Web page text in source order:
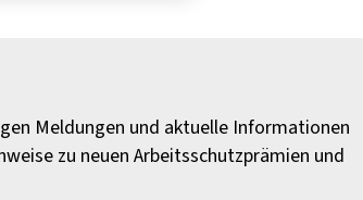
Meldungen und aktuelle Informationen
zu neuen Arbeitsschutzprämien und